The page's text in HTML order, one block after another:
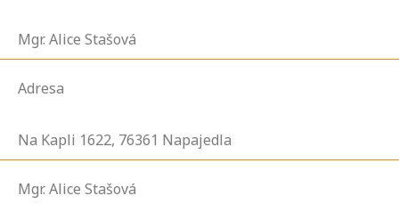
Mgr. Alice Stašová
Adresa
Na Kapli 1622, 76361 Napajedla
Mgr. Alice Stašová